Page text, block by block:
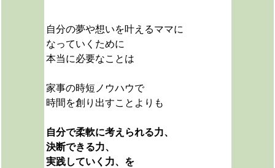
自分の夢や想いを叶えるママに
なっていくために
本当に必要なことは
家事の時短ノウハウで
時間を創り出すことよりも
自分で柔軟に考えられる力、
決断できる力、
実践していく力、を